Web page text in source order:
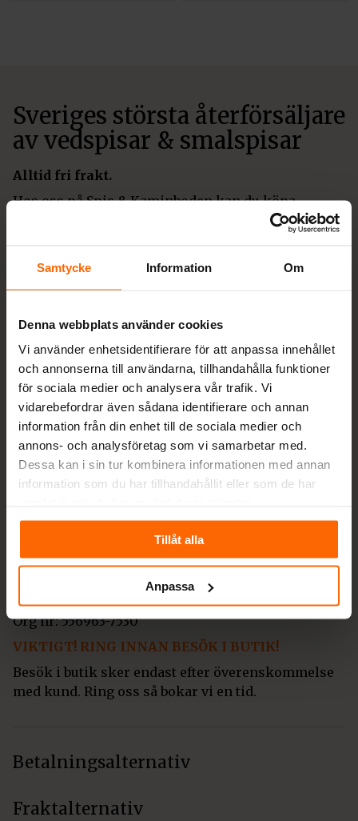
Samtycke Information Om
Denna webbplats använder cookies
Vi använder enhetsidentifierare för att anpassa innehållet
och annonserna till användarna, tillhandahålla funktioner
för sociala medier och analysera vår trafik. Vi
vidarebefordrar även sådana identifierare och annan
information från din enhet till de sociala medier och
annons- och analysföretag som vi samarbetar med.
Dessa kan i sin tur kombinera informationen med annan
information som du har tillhandahållit eller som de har
Tillåt alla
Anpassa
Sveriges största återförsäljare
av vedspisar & smalspisar
Alltid fri frakt.
Hos oss på Spis & Kaminboden kan du köpa
moderna och klassiska kaminer, vedspisar och
smalspisar i gjutjärn från etablerade varumärken
Även tillbehör och skorstenar. Högsta kvalitet och
Vi levererar enbart kvalitetsprodukter och har tack
vare er kunder lyckats bli Sveriges största
leverantör av vedspisar och smalspisar för 9:e året
i rad.
Vi erbjuder dig som kund räntefri delbetalning,
säker leverans ochfri frakt på nya spisar och
kaminer med leverans inom Sveriges gränser.
Kontakta oss
Måndag-Fredag 09-17, Söndag 10-13
Värestorpsvägen 16, 312 95 Laholm
Org nr: 556963-7530
VIKTIGT! RING INNAN BESÖK I BUTIK!
Besök i butik sker endast efter överenskommelse
med kund. Ring oss så bokar vi en tid.
Betalningsalternativ
Fraktalternativ